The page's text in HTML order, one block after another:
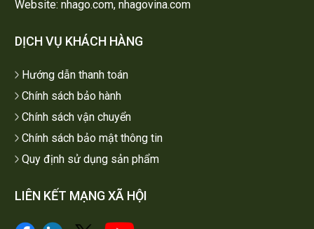
Website: nhago.com, nhagovina.com
DỊCH VỤ KHÁCH HÀNG
Hướng dẫn thanh toán
Chính sách bảo hành
Chính sách vận chuyển
Chính sách bảo mật thông tin
Quy định sử dụng sản phẩm
LIÊN KẾT MẠNG XÃ HỘI